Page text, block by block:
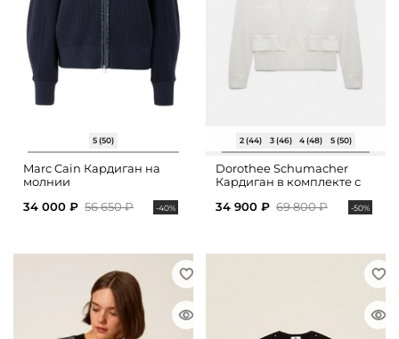
5 (50)
Marc Cain Кардиган на
молнии
34 000 ₽ 56 650 ₽ -40%
2 (44) 3 (46) 4 (48) 5 (50)
Dorothee Schumacher
Кардиган в комплекте с
34 900 ₽ 69 800 ₽ -50%